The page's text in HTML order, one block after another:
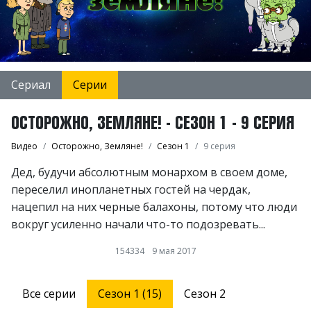
Сериал Серии
ОСТОРОЖНО, ЗЕМЛЯНЕ! - СЕЗОН 1 - 9 СЕРИЯ
Видео Осторожно, Земляне! Сезон 1 9 серия
Дед, будучи абсолютным монархом в своем доме,
переселил инопланетных гостей на чердак,
нацепил на них черные балахоны, потому что люди
вокруг усиленно начали что-то подозревать...
154334 9 мая 2017
Все серии Сезон 1 (15)
Сезон 2